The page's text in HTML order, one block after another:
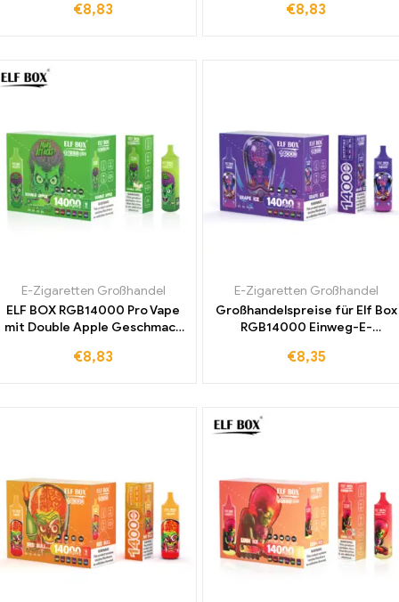
günstiger Großhandelspreis
€8,83
Europa
€8,83
E-Zigaretten Großhandel
ELF BOX RGB14000 Pro Vape
mit Double Apple Geschmack
Konzentration für
€8,83
E-Zigaretten Großhandel
Großhandelspreise für Elf Box
RGB14000 Einweg-E-
Grape Ice Geschmack günstig
€8,35